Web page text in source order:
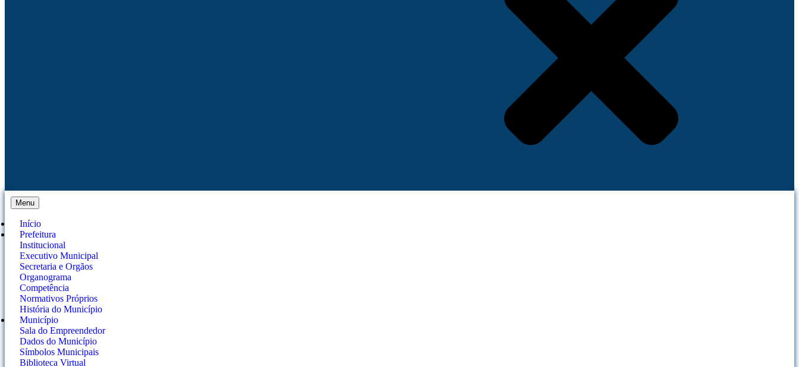
Menu
Início
Prefeitura
Institucional
Executivo Municipal
Secretaria e Orgãos
Organograma
Competência
Normativos Próprios
História do Município
Município
Sala do Empreendedor
Dados do Município
Símbolos Municipais
Biblioteca Virtual